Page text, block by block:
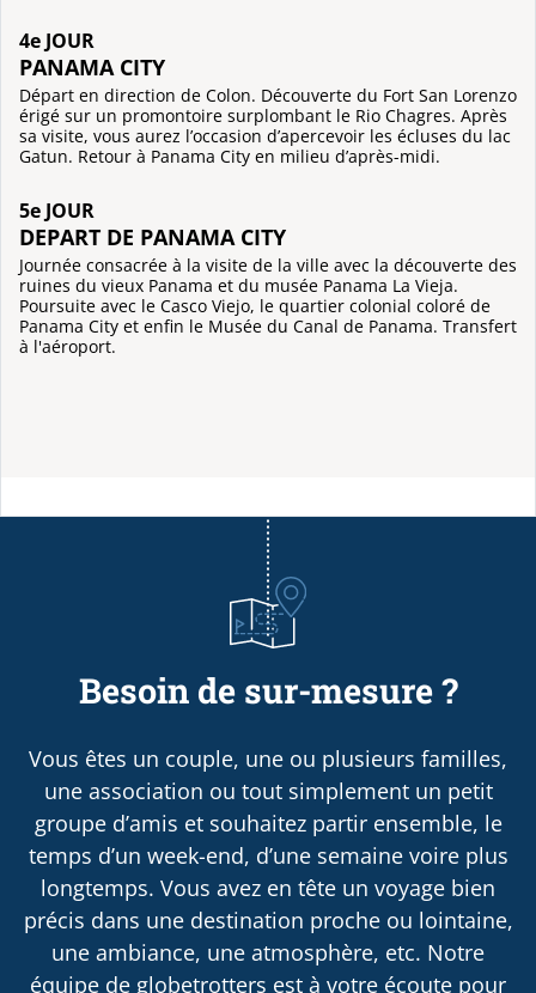
4e JOUR
PANAMA CITY
Départ en direction de Colon. Découverte du Fort San Lorenzo
érigé sur un promontoire surplombant le Rio Chagres. Après
sa visite, vous aurez l’occasion d’apercevoir les écluses du lac
Gatun. Retour à Panama City en milieu d’après-midi.
5e JOUR
DEPART DE PANAMA CITY
Journée consacrée à la visite de la ville avec la découverte des
ruines du vieux Panama et du musée Panama La Vieja.
Poursuite avec le Casco Viejo, le quartier colonial coloré de
Panama City et enfin le Musée du Canal de Panama. Transfert
à l'aéroport.
Besoin de sur-mesure ?
Vous êtes un couple, une ou plusieurs familles,
une association ou tout simplement un petit
groupe d’amis et souhaitez partir ensemble, le
temps d’un week-end, d’une semaine voire plus
longtemps. Vous avez en tête un voyage bien
précis dans une destination proche ou lointaine,
une ambiance, une atmosphère, etc. Notre
équipe de globetrotters est à votre écoute pour